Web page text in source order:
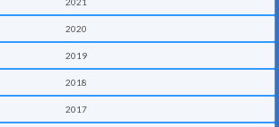
2020
2019
2018
2017